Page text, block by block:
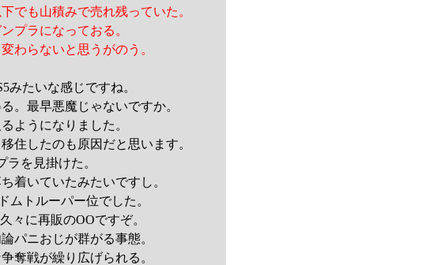
でも山積みで売れ残っていた。
プラになっておる。
わらないと思うがのう。
みたいな感じですね。
。最早悪魔じゃないですか。
ようになりました。
住したのも原因だと思います。
を見掛けた。
着いていたみたいですし。
ムトルーパー位でした。
々に再販のOOですぞ。
パニおじが群がる事態。
奪戦が繰り広げられる。